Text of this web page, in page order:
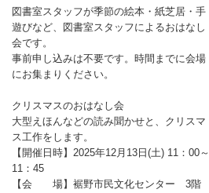
図書室スタッフが季節の絵本・紙芝居・手
遊びなど、図書室スタッフによるおはなし
会です。
事前申し込みは不要です。時間までに会場
にお集まりください。
クリスマスのおはなし会
大型えほんなどの読み聞かせと、クリスマ
ス工作をします。
【開催日時】2025年12月13日(土) 11：00～
11：45
【会 場】裾野市民文化センター 3階